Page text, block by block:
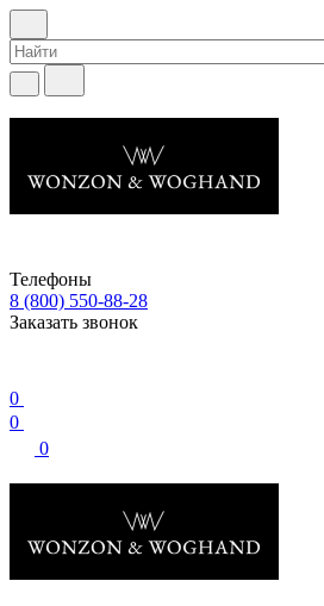
Телефоны
8 (800) 550-88-28
Заказать звонок
0
0
0